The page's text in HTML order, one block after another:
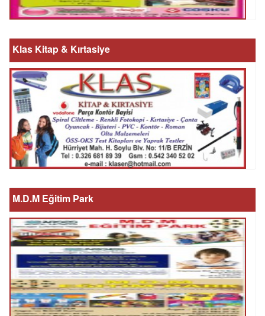
Klas Kitap & Kırtasiye
M.D.M Eğitim Park